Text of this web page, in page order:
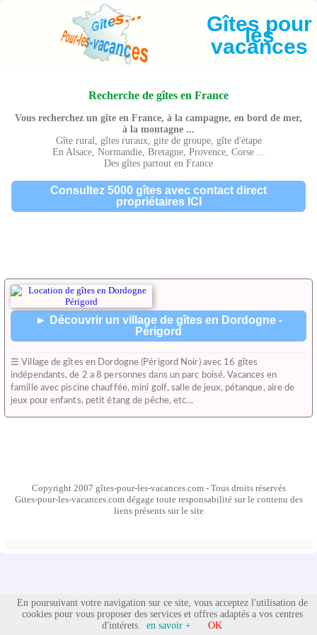
Gîtes pour
les
vacances
Recherche de gîtes en France
Vous recherchez un gîte en France, à la campagne, en bord de mer,
à la montagne ...
Gîte rural, gîtes ruraux, gite de groupe, gîte d'étape
En Alsace, Normandie, Bretagne, Provence, Corse ...
Des gîtes partout en France
Consultez 5000 gîtes avec contact direct
propriétaires ICI
► Découvrir un village de gîtes en Dordogne -
Périgord
☰ Village de gîtes en Dordogne (Périgord Noir) avec 16 gîtes
indépendants, de 2 a 8 personnes dans un parc boisé. Vacances en
famille avec piscine chauffée, mini golf, salle de jeux, pétanque, aire de
jeux pour enfants, petit étang de pêche, etc...
Copyright 2007 gîtes-pour-les-vacances.com - Tous droits réservés
Gites-pour-les-vacances.com dégage toute responsabilité sur le contenu des
liens présents sur le site
En poursuivant votre navigation sur ce site, vous acceptez l'utilisation de
cookies pour vous proposer des services et offres adaptés a vos centres
d'intérets. en savoir + OK